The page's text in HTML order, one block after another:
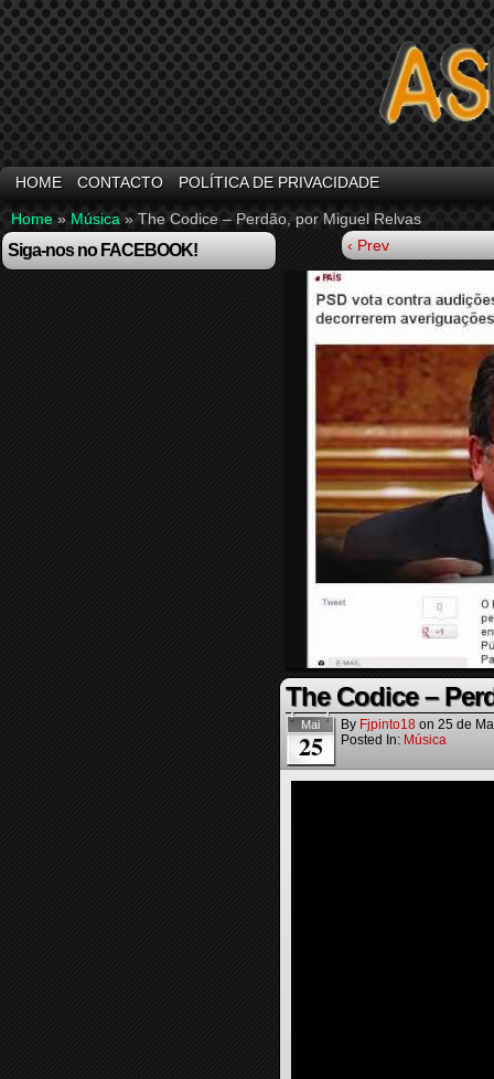
HOME CONTACTO POLÍTICA DE PRIVACIDADE
Home » Música » The Codice – Perdão, por Miguel Relvas
Siga-nos no FACEBOOK! ‹ Prev
The Codice –
Mai
25
By Fjpinto18 on 25 de
Posted In: Música